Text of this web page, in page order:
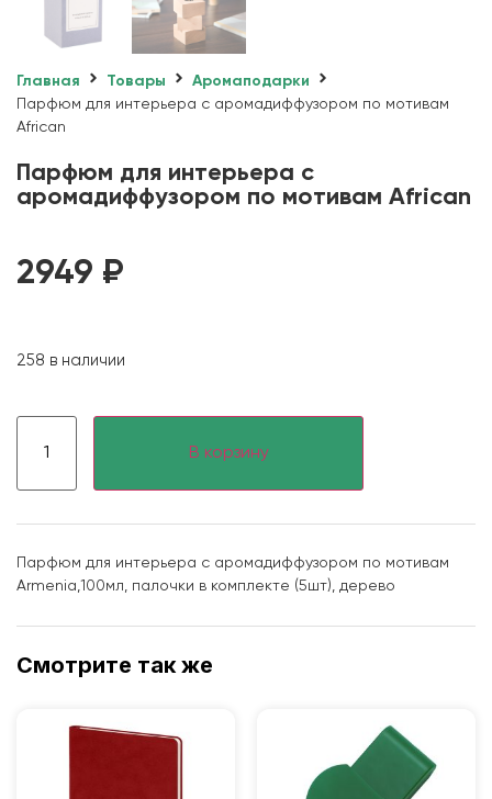
Главная Товары
Аромаподарки
Парфюм для интерьера с аромадиффузором по мотивам
African
Парфюм для интерьера с
аромадиффузором по мотивам African
2949 ₽
258 в наличии
В корзину
Парфюм для интерьера с аромадиффузором по мотивам
Armenia,100мл, палочки в комплекте (5шт), дерево
Смотрите так же